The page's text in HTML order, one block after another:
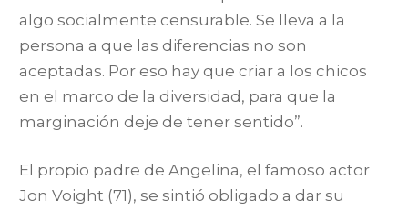
algo socialmente censurable. Se lleva a la
persona a que las diferencias no son
aceptadas. Por eso hay que criar a los chicos
en el marco de la diversidad, para que la
marginación deje de tener sentido”.
El propio padre de Angelina, el famoso actor
Jon Voight (71), se sintió obligado a dar su